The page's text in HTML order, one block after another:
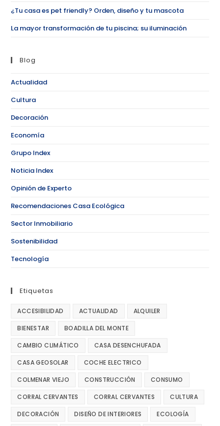
¿Tu casa es pet friendly? Orden, diseño y tu mascota
La mayor transformación de tu piscina; su iluminación
Blog
Actualidad
Cultura
Decoración
Economía
Grupo Index
Noticia Index
Opinión de Experto
Recomendaciones Casa Ecológica
Sector Inmobiliario
Sostenibilidad
Tecnología
Etiquetas
ACCESIBILIDAD ACTUALIDAD ALQUILER
BIENESTAR BOADILLA DEL MONTE
CAMBIO CLIMÁTICO CASA DESENCHUFADA
CASA GEOSOLAR COCHE ELECTRICO
COLMENAR VIEJO CONSTRUCCIÓN CONSUMO
CORRAL CERVANTES CORRAL CERVANTES CULTURA
DECORACIÓN DISEÑO DE INTERIORES ECOLOGÍA